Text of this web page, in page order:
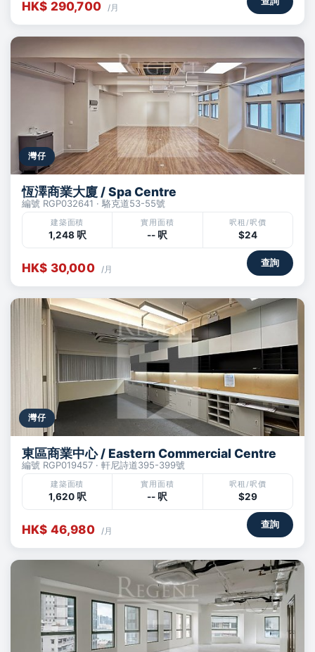
HK$ 290,700 /月
灣仔
恆澤商業大廈 / Spa Centre
編號 RGP032641 · 駱克道53-55號
建築面積
1,248 呎
實用面積
-- 呎
呎租/呎價
$24
HK$ 30,000 /月
查詢
灣仔
東區商業中心 / Eastern Commercial Centre
編號 RGP019457 · 軒尼詩道395-399號
建築面積
1,620 呎
實用面積
-- 呎
呎租/呎價
$29
HK$ 46,980 /月
查詢